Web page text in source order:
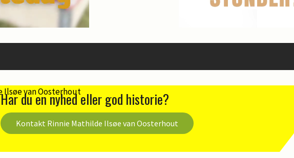
Har du en nyhed eller god historie?
Kontakt Rinnie Mathilde Ilsøe van Oosterhout